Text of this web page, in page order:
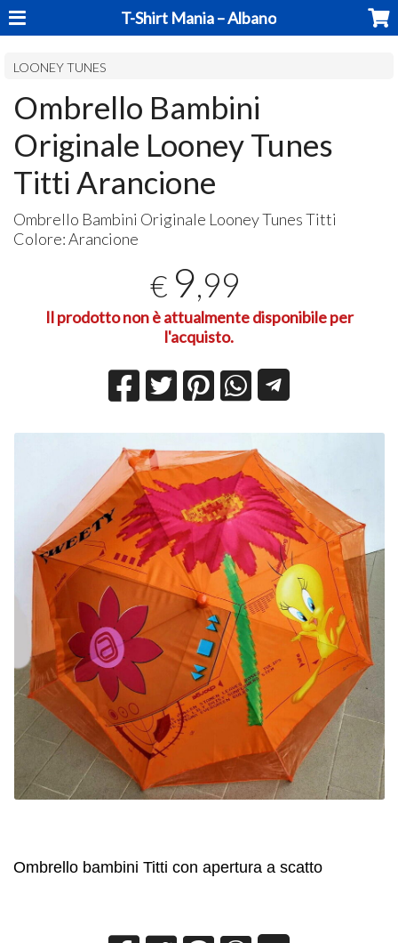
T-Shirt Mania – Albano
LOONEY TUNES
Ombrello Bambini
Originale Looney Tunes
Titti Arancione
Ombrello Bambini Originale Looney Tunes Titti
Colore: Arancione
€ 9,99
Il prodotto non è attualmente disponibile per
l'acquisto.
Ombrello bambini Titti con apertura a scatto